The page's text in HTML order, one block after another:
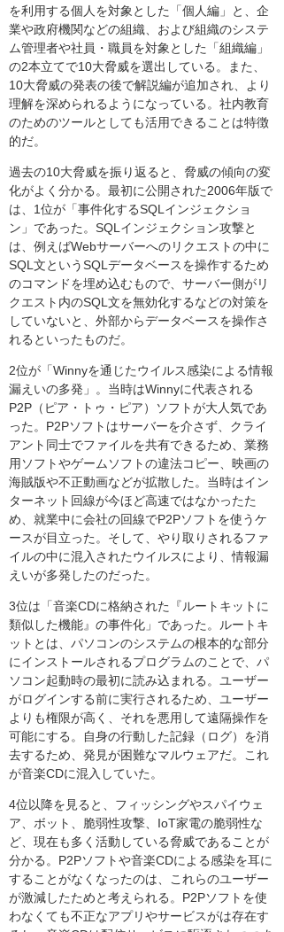
を利用する個人を対象とした「個人編」と、企
業や政府機関などの組織、および組織のシステ
ム管理者や社員・職員を対象とした「組織編」
の2本立てで10大脅威を選出している。また、
10大脅威の発表の後で解説編が追加され、より
理解を深められるようになっている。社内教育
のためのツールとしても活用できることは特徴
的だ。
過去の10大脅威を振り返ると、脅威の傾向の変
化がよく分かる。最初に公開された2006年版で
は、1位が「事件化するSQLインジェクショ
ン」であった。SQLインジェクション攻撃と
は、例えばWebサーバーへのリクエストの中に
SQL文というSQLデータベースを操作するため
のコマンドを埋め込むもので、サーバー側がリ
クエスト内のSQL文を無効化するなどの対策を
していないと、外部からデータベースを操作さ
れるといったものだ。
2位が「Winnyを通じたウイルス感染による情報
漏えいの多発」。当時はWinnyに代表される
P2P（ピア・トゥ・ピア）ソフトが大人気であ
った。P2Pソフトはサーバーを介さず、クライ
アント同士でファイルを共有できるため、業務
用ソフトやゲームソフトの違法コピー、映画の
海賊版や不正動画などが拡散した。当時はイン
ターネット回線が今ほど高速ではなかったた
め、就業中に会社の回線でP2Pソフトを使うケ
ースが目立った。そして、やり取りされるファ
イルの中に混入されたウイルスにより、情報漏
えいが多発したのだった。
3位は「音楽CDに格納された『ルートキットに
類似した機能』の事件化」であった。ルートキ
ットとは、パソコンのシステムの根本的な部分
にインストールされるプログラムのことで、パ
ソコン起動時の最初に読み込まれる。ユーザー
がログインする前に実行されるため、ユーザー
よりも権限が高く、それを悪用して遠隔操作を
可能にする。自身の行動した記録（ログ）を消
去するため、発見が困難なマルウェアだ。これ
が音楽CDに混入していた。
4位以降を見ると、フィッシングやスパイウェ
ア、ボット、脆弱性攻撃、IoT家電の脆弱性な
ど、現在も多く活動している脅威であることが
分かる。P2Pソフトや音楽CDによる感染を耳に
することがなくなったのは、これらのユーザー
が激減したためと考えられる。P2Pソフトを使
わなくても不正なアプリやサービスがは存在す